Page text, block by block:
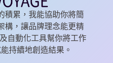
積累，我能協助你將簡
構，讓品牌理念能更精
自動化工具幫你將工作
持續地創造結果。